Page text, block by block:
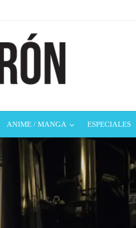
ANIME / MANGA ESPECIALES